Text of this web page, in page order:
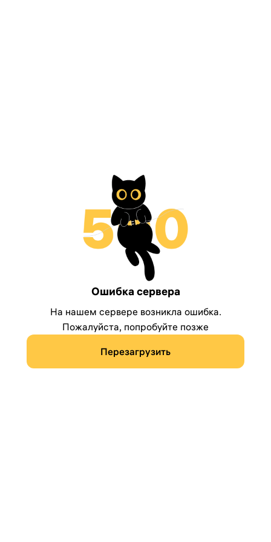
Ошибка сервера
На нашем сервере возникла ошибка.
Пожалуйста, попробуйте позже
Перезагрузить